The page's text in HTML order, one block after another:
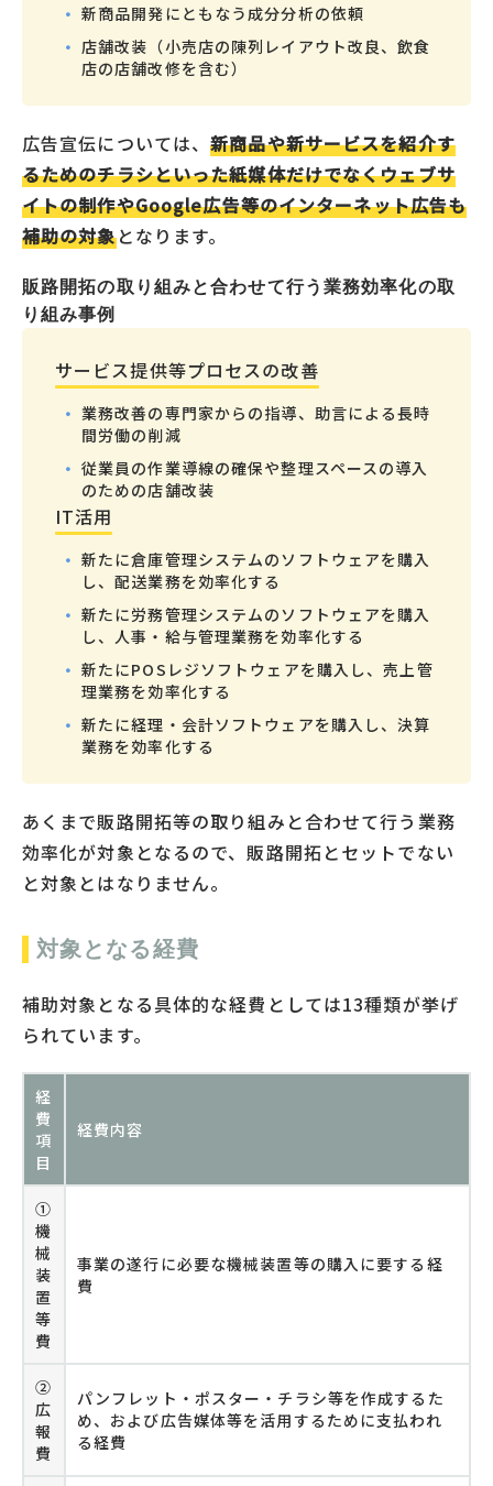
新商品開発にともなう成分分析の依頼
店舗改装（小売店の陳列レイアウト改良、飲食
店の店舗改修を含む）
広告宣伝については、新商品や新サービスを紹介す
るためのチラシといった紙媒体だけでなくウェブサ
イトの制作やGoogle広告等のインターネット広告も
補助の対象となります。
販路開拓の取り組みと合わせて行う業務効率化の取
り組み事例
サービス提供等プロセスの改善
業務改善の専門家からの指導、助言による長時
間労働の削減
従業員の作業導線の確保や整理スペースの導入
のための店舗改装
IT活用
新たに倉庫管理システムのソフトウェアを購入
し、配送業務を効率化する
新たに労務管理システムのソフトウェアを購入
し、人事・給与管理業務を効率化する
新たにPOSレジソフトウェアを購入し、売上管
理業務を効率化する
新たに経理・会計ソフトウェアを購入し、決算
業務を効率化する
あくまで販路開拓等の取り組みと合わせて行う業務
効率化が対象となるので、販路開拓とセットでない
と対象とはなりません。
対象となる経費
補助対象となる具体的な経費としては13種類が挙げ
られています。
経
費
項
目
経費内容
①
機
械
装
置
等
費
事業の遂行に必要な機械装置等の購入に要する経
費
②
広
報
費
パンフレット・ポスター・チラシ等を作成するた
め、および広告媒体等を活用するために支払われ
る経費